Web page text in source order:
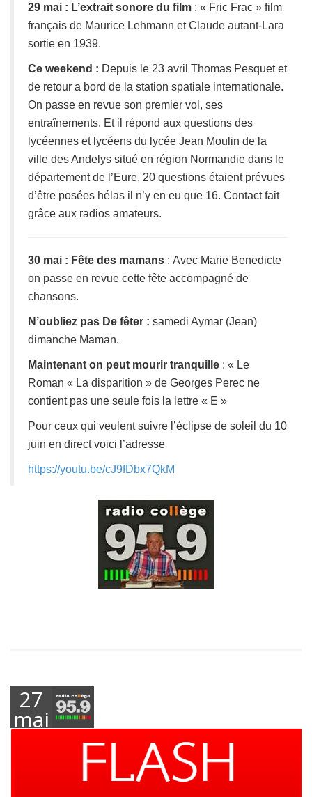
29 mai : L’extrait sonore du film : « Fric Frac » film
français de Maurice Lehmann et Claude autant-Lara
sortie en 1939.
Ce weekend : Depuis le 23 avril Thomas Pesquet et
de retour a bord de la station spatiale internationale.
On passe en revue son premier vol, ses
entraînements. Et il répond aux questions des
lycéennes et lycéens du lycée Jean Moulin de la
ville des Andelys situé en région Normandie dans le
département de l’Eure. 20 questions étaient prévues
d’être posées hélas il n’y en eu que 16. Contact fait
grâce aux radios amateurs.
30 mai : Fête des mamans : Avec Marie Benedicte
on passe en revue cette fête accompagné de
chansons.
N’oubliez pas De fêter : samedi Aymar (Jean)
dimanche Maman.
Maintenant on peut mourir tranquille : « Le
Roman « La disparition » de Georges Perec ne
contient pas une seule fois la lettre « E »
Pour ceux qui veulent suivre l’éclipse de soleil du 10
juin en direct voici l’adresse
https://youtu.be/cJ9fDbx7QkM
27
mai
2021